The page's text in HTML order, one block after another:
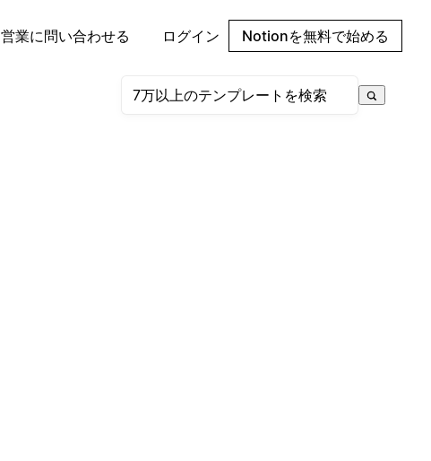
営業に問い合わせる ログイン Notionを無料で始める